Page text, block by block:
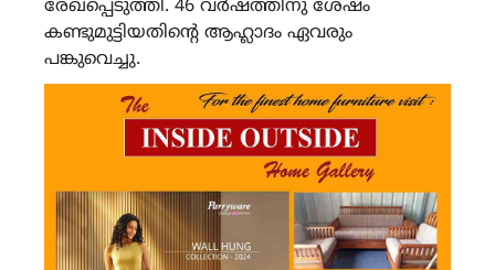
രേഖപ്പെടുത്തി. 46 വർഷത്തിനു ശേഷം
കണ്ടുമുട്ടിയതിന്റെ ആഹ്ലാദം ഏവരും
പങ്കുവെച്ചു.